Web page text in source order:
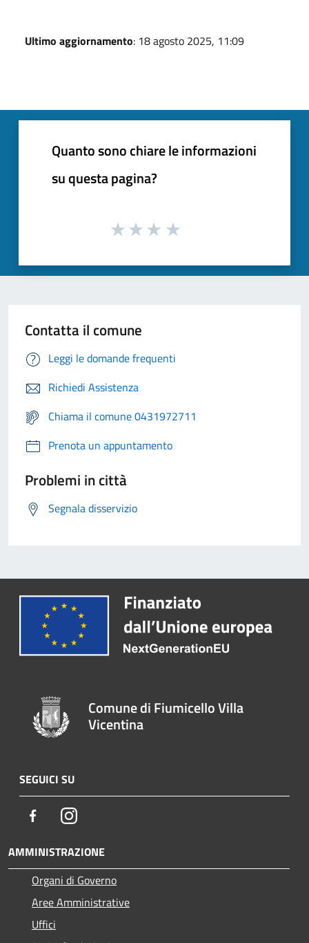
Ultimo aggiornamento: 18 agosto 2025, 11:09
Quanto sono chiare le informazioni
su questa pagina?
Contatta il comune
Leggi le domande frequenti
Richiedi Assistenza
Chiama il comune 0431972711
Prenota un appuntamento
Problemi in città
Segnala disservizio
Comune di Fiumicello Villa
Vicentina
SEGUICI SU
FacebookInstagram
AMMINISTRAZIONE
Organi di Governo
Aree Amministrative
Uffici